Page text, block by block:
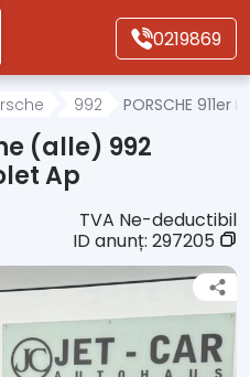
0219869
992 PORSCHE
(alle) 992
Ap
TVA Ne-deductibil
ID anunț: 297205